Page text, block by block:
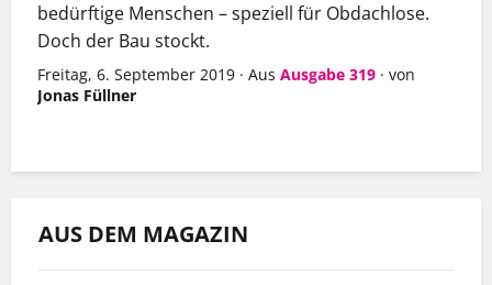
bedürftige Menschen – speziell für Obdachlose.
Doch der Bau stockt.
Freitag, 6. September 2019 · Aus Ausgabe 319 · von
Jonas Füllner
AUS DEM MAGAZIN